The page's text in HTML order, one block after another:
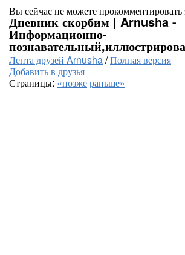
Вы сейчас не можете прокомментировать
Дневник скорбим | Arnusha -
Информационно-
Лента друзей Arnusha/Полная версия
Добавить в друзья
Страницы: «позжераньше»